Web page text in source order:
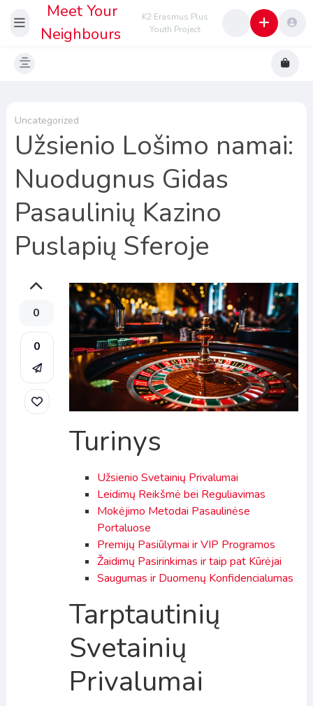
Meet Your
Neighbours
K2 Erasmus Plus
Youth Project
Uncategorized
Užsienio Lošimo namai:
Nuodugnus Gidas
Pasaulinių Kazino
Puslapių Sferoje
0
0
Turinys
Užsienio Svetainių Privalumai
Leidimų Reikšmė bei Reguliavimas
Mokėjimo Metodai Pasaulinėse
Portaluose
Premijų Pasiūlymai ir VIP Programos
Žaidimų Pasirinkimas ir taip pat Kūrėjai
Saugumas ir Duomenų Konfidencialumas
Tarptautinių
Svetainių
Privalumai